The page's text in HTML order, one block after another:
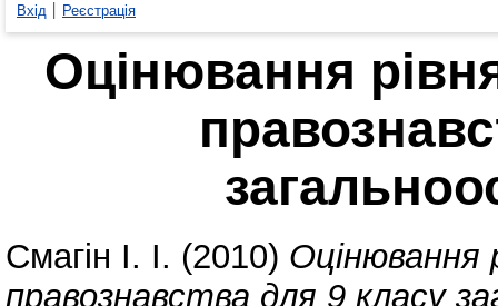
Вхід Реєстрація
Оцінювання рівня
Смагін І. І. (2010) Оцінювання
правознавства для 9 класу